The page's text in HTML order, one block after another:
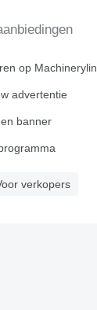
op
advertentie
banner
verkopers